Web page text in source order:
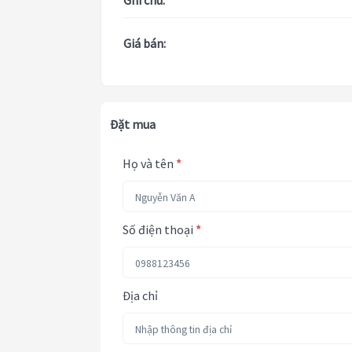
Giá bán:
Đặt mua
Họ và tên *
Số điện thoại *
Địa chỉ